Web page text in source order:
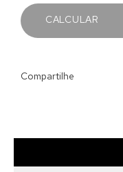
CALCULAR
Compartilhe